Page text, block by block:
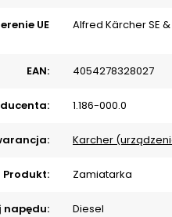
UE Alfred Kärcher SE &
EAN: 4054278328027
1.186-000.0
Karcher
Produkt: Zamiatarka
napędu: Diesel